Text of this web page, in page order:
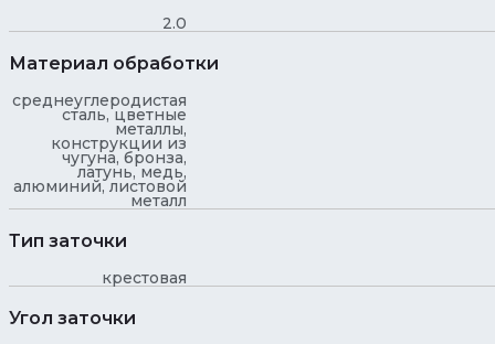
2.0
Материал обработки
среднеуглеродистая
сталь, цветные
металлы,
конструкции из
чугуна, бронза,
латунь, медь,
алюминий, листовой
металл
Тип заточки
крестовая
Угол заточки